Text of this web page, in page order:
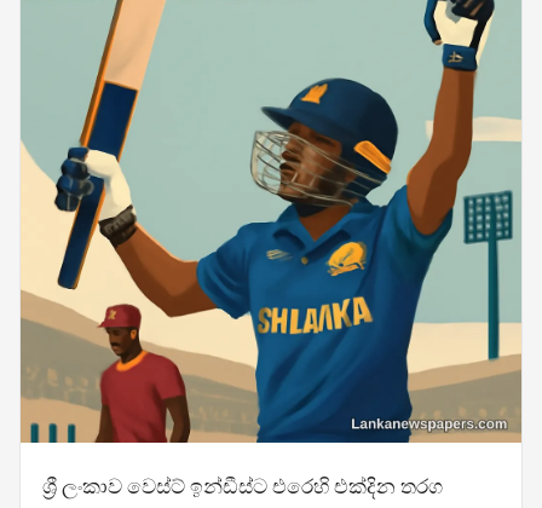
ශ්‍රී ලංකාව වෙස්ට් ඉන්ඩීස්ට එරෙහි එක්දින තරග